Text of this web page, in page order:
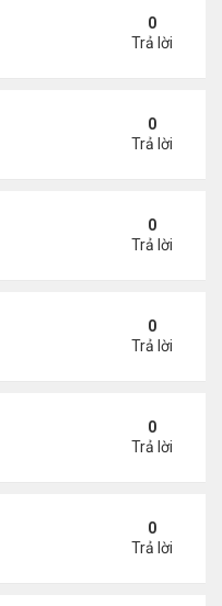
luật to đẹp'
0
Trả lời
cao Iran hậu xung đột
0
Trả lời
xã hội để dập lửa
0
Trả lời
Iran với vụ ném bom
0
Trả lời
đạt thỏa thuận ngừng
0
Trả lời
không kích Iran
0
Trả lời